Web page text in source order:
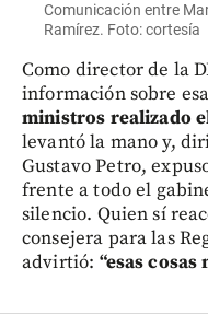
Comunicación entre
Ramírez. Foto: cortesía
Como director de la
información sobre
ministros realizado
levantó la mano y,
Gustavo Petro,
frente a todo el
silencio. Quien sí
consejera para las
advirtió: “esas cosas